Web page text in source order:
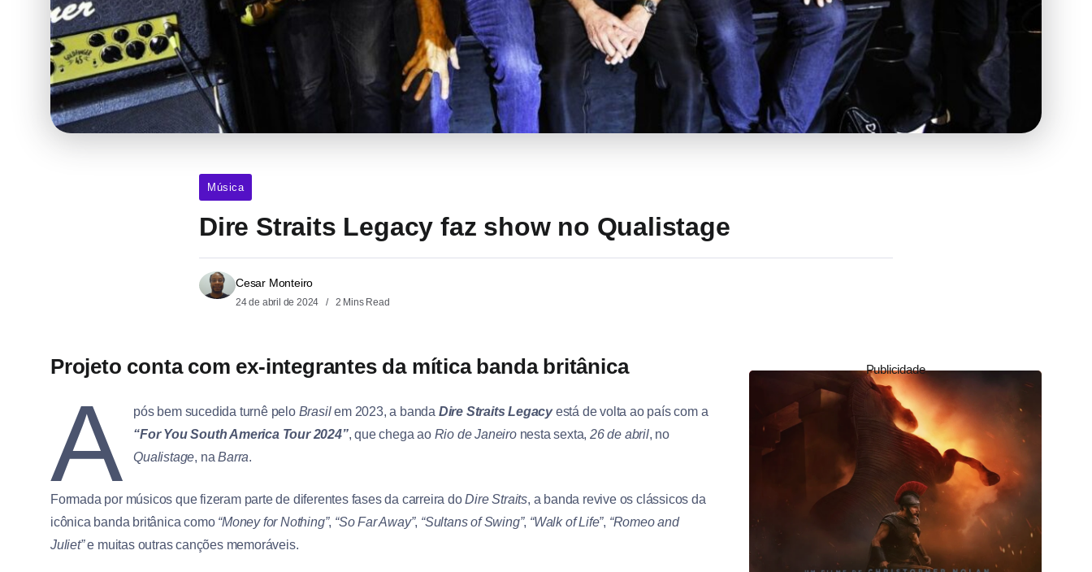
Música
Dire Straits Legacy faz show no Qualistage
Cesar Monteiro
24 de abril de 2024 2 Mins Read
Projeto conta com ex-integrantes da mítica banda britânica
A pós bem sucedida turnê pelo Brasilem 2023, a banda Dire Straits Legacyestá de volta ao país com a
“For You South America Tour 2024”, que chega ao Rio de Janeironesta sexta,26 de abril, no
Qualistage, naBarra.
Formada por músicos que fizeram parte de diferentes fases da carreira doDire Straits, a banda revive os clássicos da
icônica banda britânica como “Money for Nothing”, “So Far Away”, “Sultans of Swing”, “Walk of Life”, “Romeo and
Juliet”e muitas outras canções memoráveis.
Publicidade